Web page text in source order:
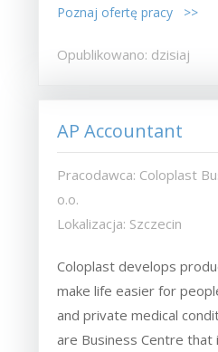
Poznaj ofertę pracy >>
Opublikowano: dzisiaj
AP Accountant
Pracodawca: Coloplast
o.o.
Lokalizacja: Szczecin
Coloplast develops
make life easier for
and private medical
are Business Centre